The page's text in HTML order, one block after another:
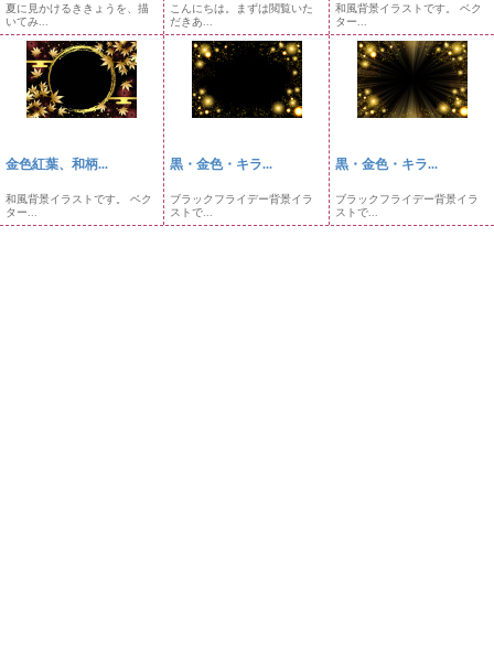
夏に見かけるききょうを、描
いてみ...
こんにちは。まずは閲覧いた
だきあ...
和風背景イラストです。 ベク
ター...
金色紅葉、和柄...
和風背景イラストです。 ベク
ター...
黒・金色・キラ...
ブラックフライデー背景イラ
ストで...
黒・金色・キラ...
ブラックフライデー背景イラ
ストで...